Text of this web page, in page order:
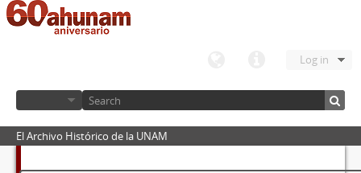
Log in
El Archivo Histórico de la UNAM